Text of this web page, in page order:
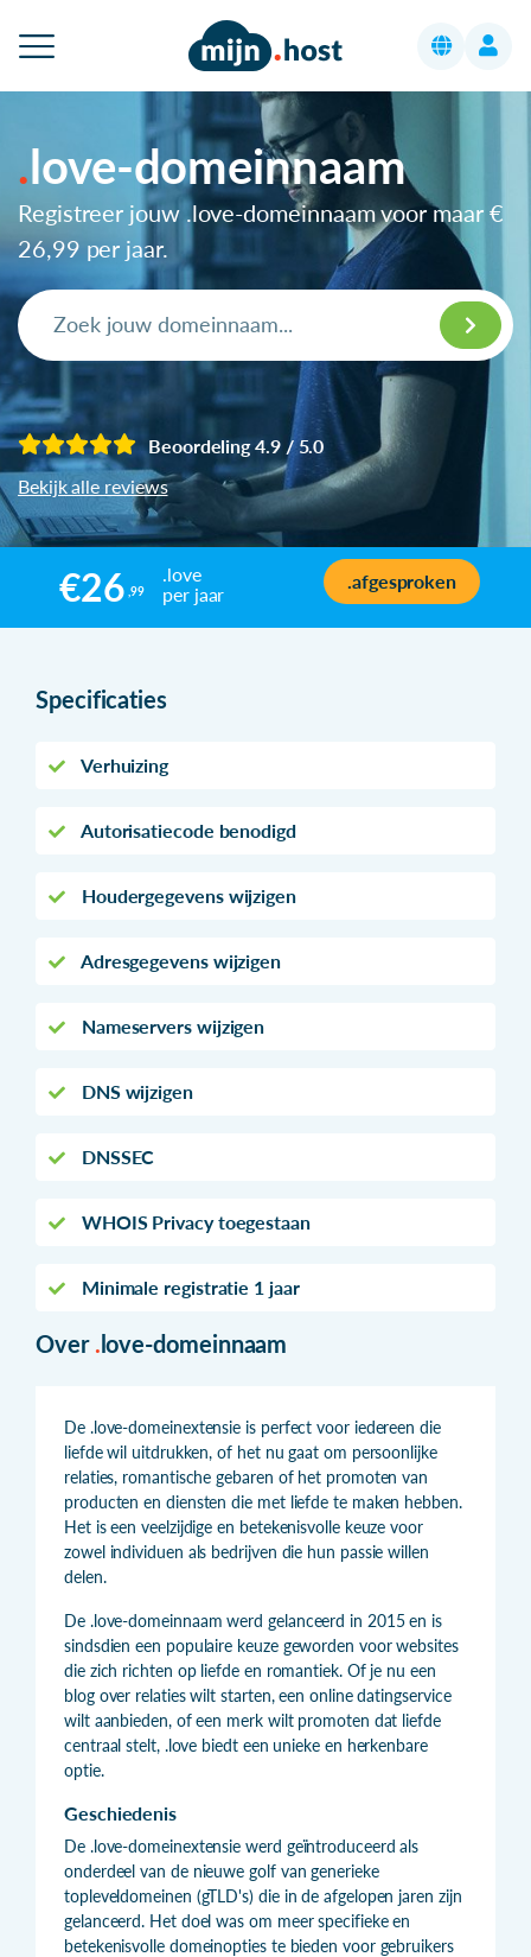
love-domeinnaam
Registreer jouw .love-domeinnaam voor maar €
26,99 per jaar.
Beoordeling 4.9 / 5.0
Bekijk alle reviews
€26 ,99
.love
per jaar
.afgesproken
Specificaties
Verhuizing
Autorisatiecode benodigd
Houdergegevens wijzigen
Adresgegevens wijzigen
Nameservers wijzigen
DNS wijzigen
DNSSEC
WHOIS Privacy toegestaan
Minimale registratie 1 jaar
Over .love-domeinnaam
De .love-domeinextensie is perfect voor iedereen die
liefde wil uitdrukken, of het nu gaat om persoonlijke
relaties, romantische gebaren of het promoten van
producten en diensten die met liefde te maken hebben.
Het is een veelzijdige en betekenisvolle keuze voor
zowel individuen als bedrijven die hun passie willen
delen.
De .love-domeinnaam werd gelanceerd in 2015 en is
sindsdien een populaire keuze geworden voor websites
die zich richten op liefde en romantiek. Of je nu een
blog over relaties wilt starten, een online datingservice
wilt aanbieden, of een merk wilt promoten dat liefde
centraal stelt, .love biedt een unieke en herkenbare
optie.
Geschiedenis
De .love-domeinextensie werd geïntroduceerd als
onderdeel van de nieuwe golf van generieke
topleveldomeinen (gTLD's) die in de afgelopen jaren zijn
gelanceerd. Het doel was om meer specifieke en
betekenisvolle domeinopties te bieden voor gebruikers